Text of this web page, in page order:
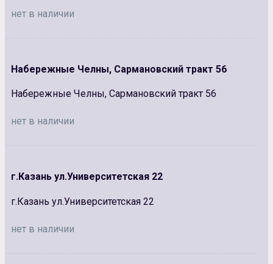
нет в наличии
Набережные Челны, Сармановский тракт 56
Набережные Челны, Сармановский тракт 56
нет в наличии
г.Казань ул.Университетская 22
г.Казань ул.Университетская 22
нет в наличии